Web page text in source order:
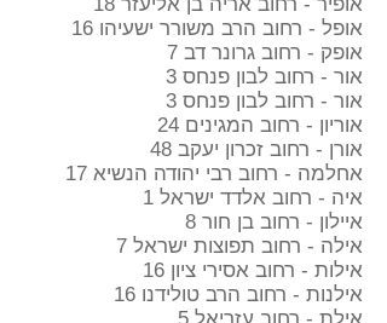
אופל - רחוב הרב משורר ישעיהו 16
אופק - רחוב גרונר דב 7
אור - רחוב לבון פנחס 3
אור - רחוב לבון פנחס 3
אוריון - רחוב המגינים 24
אורן - רחוב זכרון יעקב 48
אחלמה - רחוב רבי יהודה הנשיא 17
איה - רחוב אלדד ישראל 1
איילון - רחוב בן חור 8
אילה - רחוב תפוצות ישראל 7
אילות - רחוב אסירי ציון 16
אילנות - רחוב הרב טולידנו 16